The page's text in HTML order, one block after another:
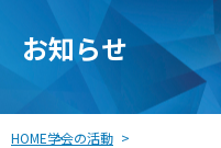
お知らせ
HOME学会の活動